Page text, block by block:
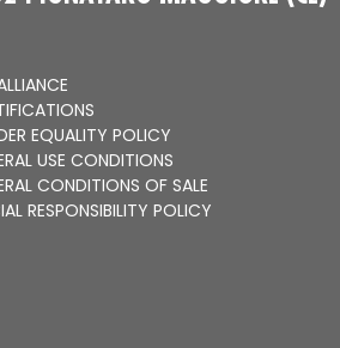
EQUALITY POLICY
USE CONDITIONS
CONDITIONS OF SALE
RESPONSIBILITY POLICY